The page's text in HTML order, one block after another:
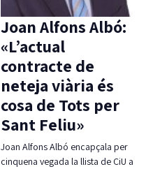
Joan Alfons Albó:
«L’actual
contracte de
neteja viària és
cosa de Tots per
Sant Feliu»
Joan Alfons Albó encapçala per
cinquena vegada la llista de CiU a